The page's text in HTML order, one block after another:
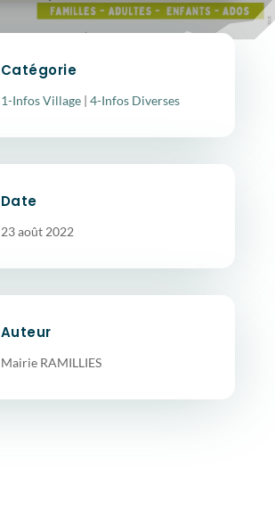
Catégorie
1-Infos Village| 4-Infos Diverses
Date
23 août 2022
Auteur
Mairie RAMILLIES